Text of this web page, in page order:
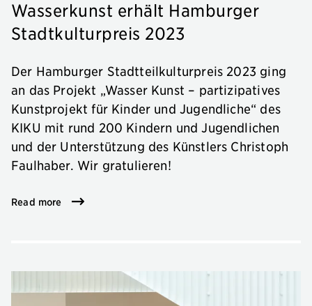
Wasserkunst erhält Hamburger
Stadtkulturpreis 2023
Der Hamburger Stadtteilkulturpreis 2023 ging
an das Projekt „Wasser Kunst – partizipatives
Kunstprojekt für Kinder und Jugendliche“ des
KIKU mit rund 200 Kindern und Jugendlichen
und der Unterstützung des Künstlers Christoph
Faulhaber. Wir gratulieren!
Read more